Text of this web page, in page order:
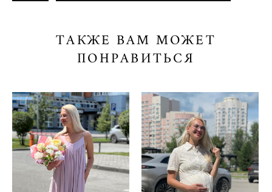
ТАКЖЕ ВАМ МОЖЕТ
ПОНРАВИТЬСЯ